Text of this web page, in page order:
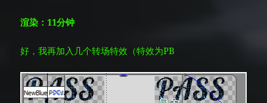
渲染：11分钟
好，我再加入几个转场特效（特效为PB